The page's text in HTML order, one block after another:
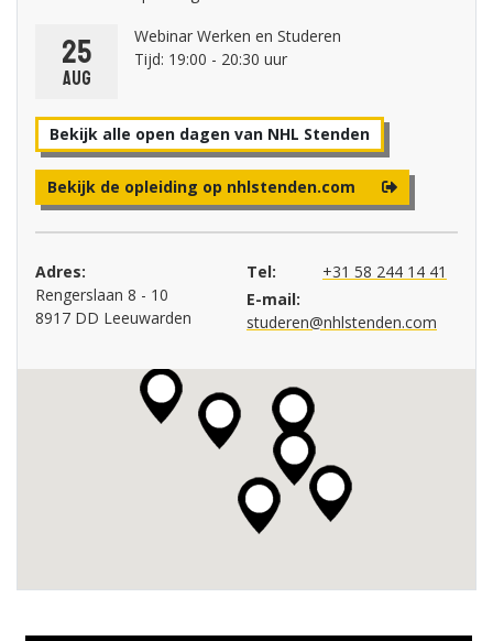
25
aug
Webinar Werken en Studeren
Tijd: 19:00 - 20:30 uur
Bekijk alle open dagen van NHL Stenden
Bekijk de opleiding op nhlstenden.com
Adres:
Rengerslaan 8 - 10
8917 DD Leeuwarden
Tel:
+31 58 244 14 41
E-mail:
studeren@nhlstenden.com